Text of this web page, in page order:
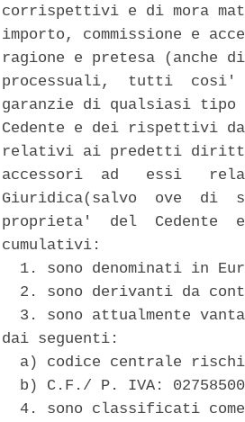
corrispettivi e di mora
importo, commissione e
ragione e pretesa (anche
processuali,  tutti
garanzie di qualsiasi
Cedente e dei rispettivi
relativi ai predetti
accessori  ad   essi
Giuridica(salvo  ove  di
proprieta'  del  Cedente
cumulativi:
1. sono denominati in
2. sono derivanti da
3. sono attualmente
dai seguenti:
a) codice centrale
b) C.F./ P. IVA:
4. sono classificati